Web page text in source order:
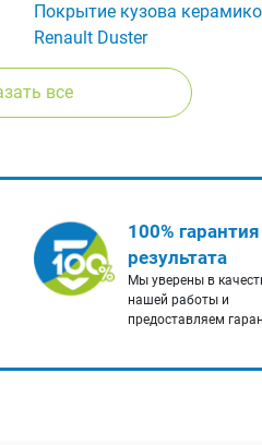
Покрытие кузова
Renault Duster
все
100% гарантия
результата
Мы уверены в
нашей работы и
предоставляем